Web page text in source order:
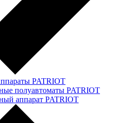
PATRIOT
полуавтоматы PATRIOT
аппарат PATRIOT